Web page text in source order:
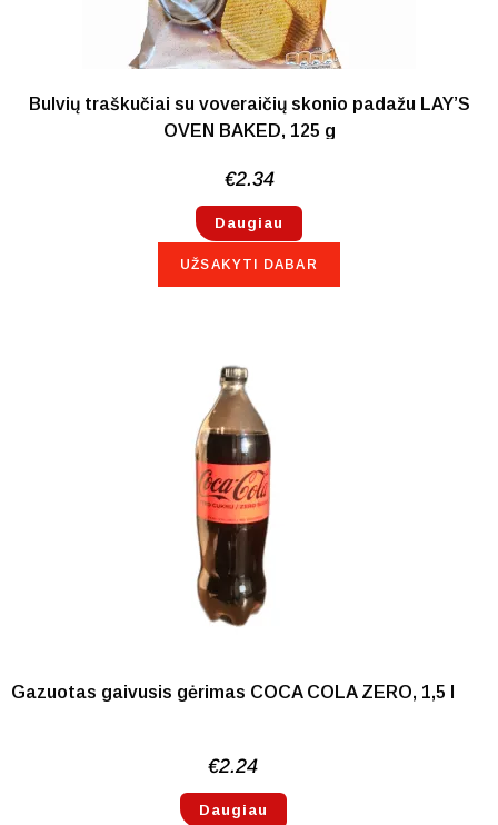
Bulvių traškučiai su voveraičių skonio padažu LAY’S
OVEN BAKED, 125 g
€2.34
Daugiau
UŽSAKYTI DABAR
Gazuotas gaivusis gėrimas COCA COLA ZERO, 1,5 l
€2.24
Daugiau